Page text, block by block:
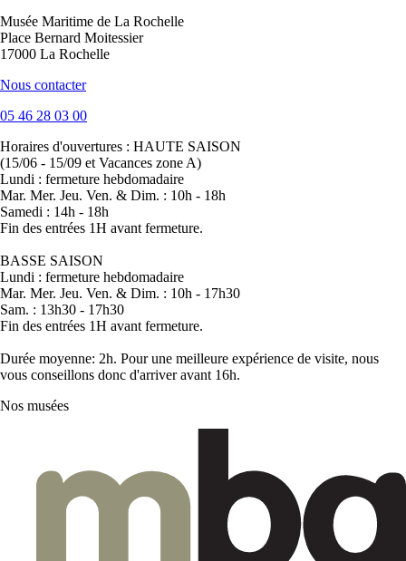
Musée Maritime de La Rochelle
Place Bernard Moitessier
17000 La Rochelle
Nous contacter
05 46 28 03 00
Horaires d'ouvertures : HAUTE SAISON
(15/06 - 15/09 et Vacances zone A)
Lundi : fermeture hebdomadaire
Mar. Mer. Jeu. Ven. & Dim. : 10h - 18h
Samedi : 14h - 18h
Fin des entrées 1H avant fermeture.
BASSE SAISON
Lundi : fermeture hebdomadaire
Mar. Mer. Jeu. Ven. & Dim. : 10h - 17h30
Sam. : 13h30 - 17h30
Fin des entrées 1H avant fermeture.
Durée moyenne: 2h. Pour une meilleure expérience de visite, nous
vous conseillons donc d'arriver avant 16h.
Nos musées